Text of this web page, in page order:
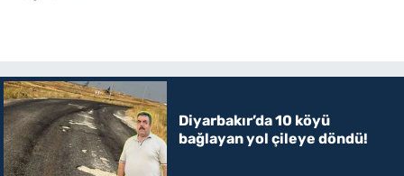
Diyarbakır’da 10 köyü
bağlayan yol çileye döndü!